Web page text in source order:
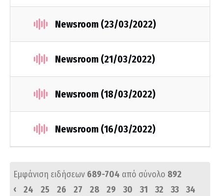
Newsroom (23/03/2022)
Newsroom (21/03/2022)
Newsroom (18/03/2022)
Newsroom (16/03/2022)
Εμφάνιση ειδήσεων 689-704 από σύνολο 892
‹
24 25 26 27 28 29 30 31 32 33
34